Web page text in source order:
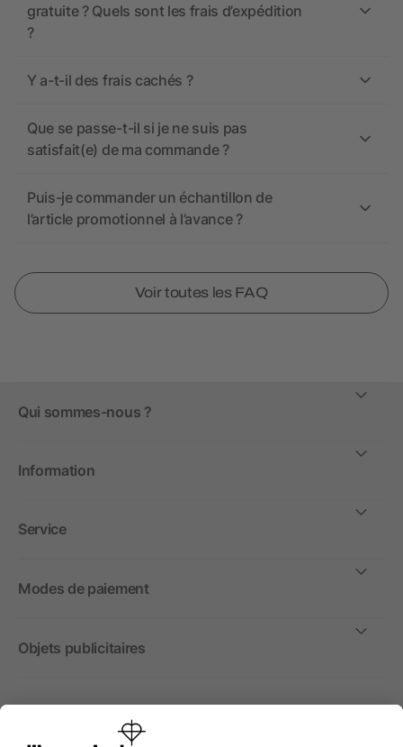
gratuite ? Quels sont les frais d’expédition
?
Y a-t-il des frais cachés ?
Que se passe-t-il si je ne suis pas
satisfait(e) de ma commande ?
Puis-je commander un échantillon de
l’article promotionnel à l’avance ?
Voir toutes les FAQ
Qui sommes-nous ?
Information
Service
Modes de paiement
Objets publicitaires
International